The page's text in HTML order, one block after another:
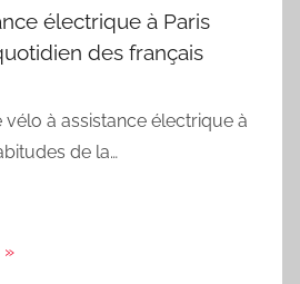
électrique à Paris
des français
vélo à assistance électrique à
de la…
»